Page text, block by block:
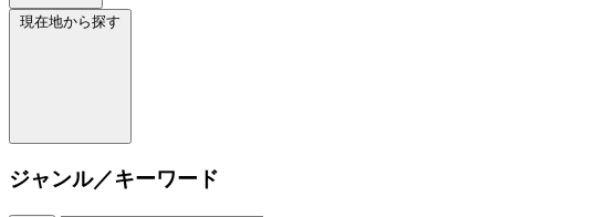
現在地から探す
ジャンル／キーワード